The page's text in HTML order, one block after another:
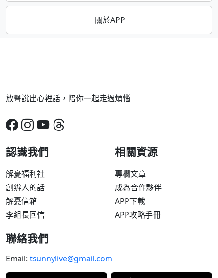
關於APP
放聲說出心裡話，陪你一起走過煩惱
認識我們
解憂福利社
創辦人的話
解憂信箱
李組長回信
相關資源
專欄文章
成為合作夥伴
APP下載
APP攻略手冊
聯絡我們
Email: tsunnylive@gmail.com